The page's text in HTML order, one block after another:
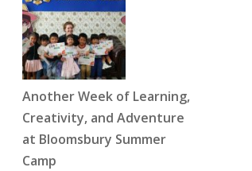
Another Week of Learning,
Creativity, and Adventure
at Bloomsbury Summer
Camp